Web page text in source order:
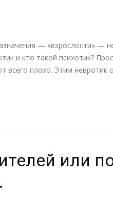
— «взрослости» —
и кто такой психотик?
всего плохо. Этим невротик
или